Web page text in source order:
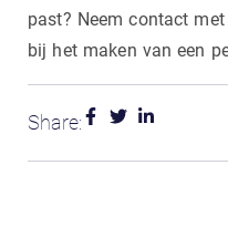
past? Neem contact
bij het maken van een
Share: